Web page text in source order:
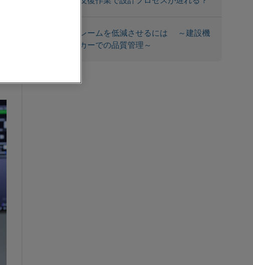
品質クレームを低減させるには ～建設機
械メーカーでの品質管理～